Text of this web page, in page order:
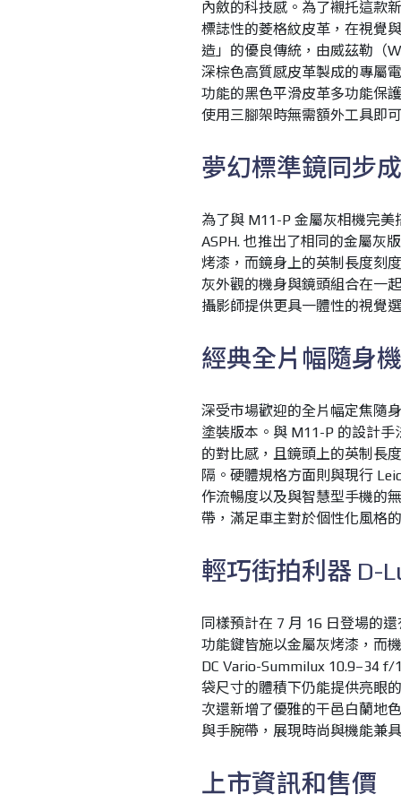
內斂的科技感。為了襯托這款
標誌性的菱格紋皮革，在視覺
造」的優良傳統，由威茲勒（
深棕色高質感皮革製成的專屬
功能的黑色平滑皮革多功能保
使用三腳架時無需額外工具即
夢幻標準鏡同步
為了與 M11-P 金屬灰相機完
ASPH. 也推出了相同的金屬灰
烤漆，而鏡身上的英制長度刻
灰外觀的機身與鏡頭組合在一
攝影師提供更具一體性的視覺
經典全片幅隨身
深受市場歡迎的全片幅定焦隨
塗裝版本。與 M11-P 的設計
的對比感，且鏡頭上的英制長
隔。硬體規格方面則與現行
作流暢度以及與智慧型手機的
帶，滿足車主對於個性化風格
輕巧街拍利器 D-
同樣預計在 7 月 16 日登場的
功能鍵皆施以金屬灰烤漆，而
DC Vario-Summilux 10.9–34 f/
袋尺寸的體積下仍能提供亮眼
次還新增了優雅的干邑白蘭地
與手腕帶，展現時尚與機能兼
上市資訊和售價